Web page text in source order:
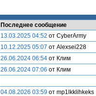
Последнее сообщение
13.03.2025 04:52 от CyberArmy
10.12.2025 05:07 от Alexsei228
26.06.2024 06:54 от Клим
26.06.2024 07:06 от Клим
04.08.2026 03:59 от mp1lkklihkeks